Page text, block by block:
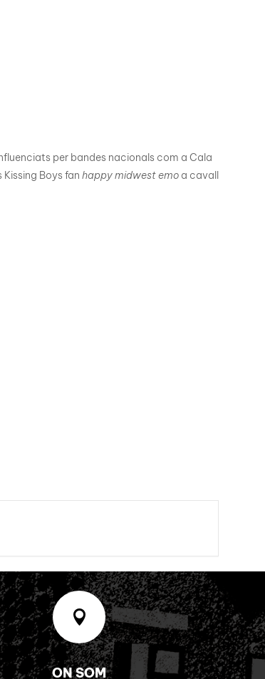
per bandes nacionals com a Cala
Boys fan happy midwest emo a cavall

ON SOM